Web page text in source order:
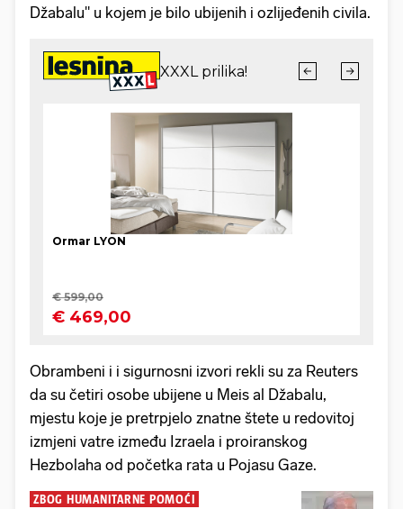
Džabalu" u kojem je bilo ubijenih i ozlijeđenih civila.
Obrambeni i i sigurnosni izvori rekli su za Reuters
da su četiri osobe ubijene u Meis al Džabalu,
mjestu koje je pretrpjelo znatne štete u redovitoj
izmjeni vatre između Izraela i proiranskog
Hezbolaha od početka rata u Pojasu Gaze.
ZBOG HUMANITARNE POMOĆI